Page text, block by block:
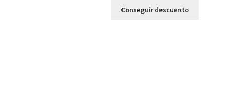
Conseguir descuento